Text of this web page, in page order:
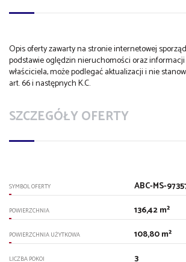
Opis oferty zawarty na stronie internetowej
podstawie oględzin nieruchomości oraz
właściciela, może podlegać aktualizacji i nie
art. 66 i następnych K.C.
SZCZEGÓŁY OFERTY
SYMBOL OFERTY ABC-MS-
POWIERZCHNIA 136,42 m²
POWIERZCHNIA UŻYTKOWA 108,80 m²
LICZBA POKOI 3